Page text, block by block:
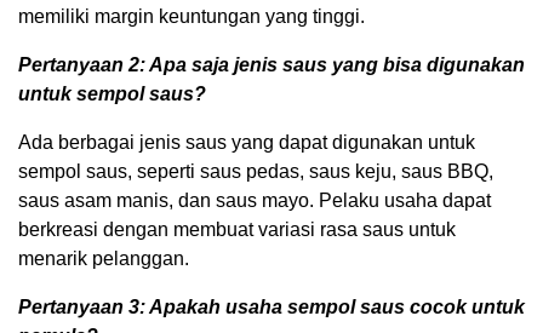
memiliki margin keuntungan yang tinggi.
Pertanyaan 2: Apa saja jenis saus yang bisa digunakan
untuk sempol saus?
Ada berbagai jenis saus yang dapat digunakan untuk
sempol saus, seperti saus pedas, saus keju, saus BBQ,
saus asam manis, dan saus mayo. Pelaku usaha dapat
berkreasi dengan membuat variasi rasa saus untuk
menarik pelanggan.
Pertanyaan 3: Apakah usaha sempol saus cocok untuk